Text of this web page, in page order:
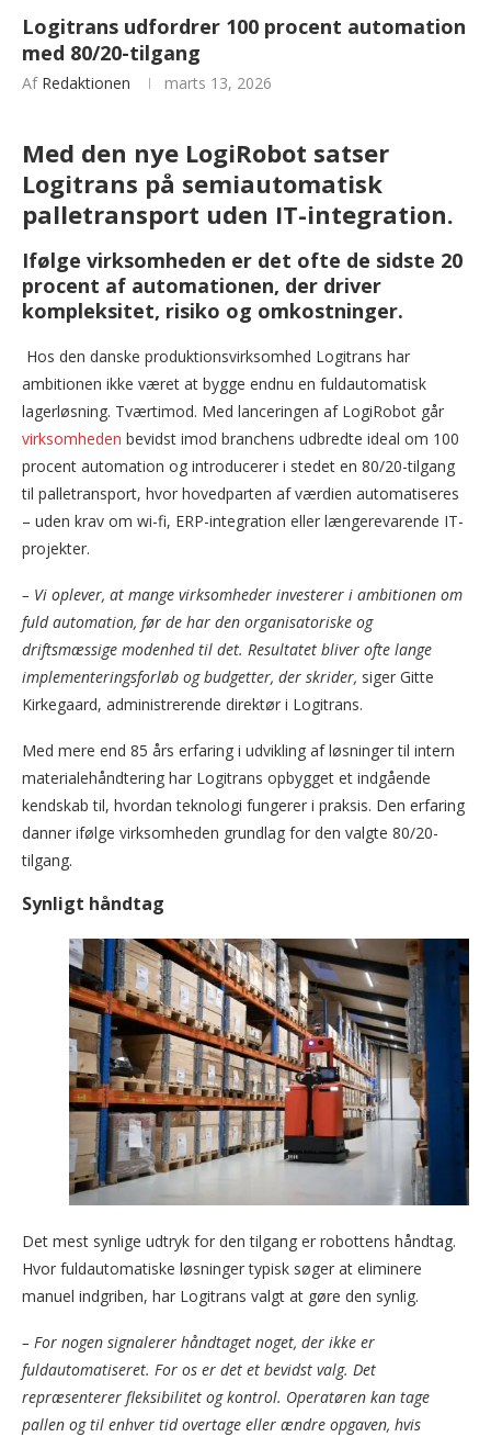
Logitrans udfordrer 100 procent automation
med 80/20-tilgang
Af Redaktionen marts 13, 2026
Med den nye LogiRobot satser
Logitrans på semiautomatisk
palletransport uden IT-integration.
Ifølge virksomheden er det ofte de sidste 20
procent af automationen, der driver
kompleksitet, risiko og omkostninger.
Hos den danske produktionsvirksomhed Logitrans har
ambitionen ikke været at bygge endnu en fuldautomatisk
lagerløsning. Tværtimod. Med lanceringen af LogiRobot går
virksomheden bevidst imod branchens udbredte ideal om 100
procent automation og introducerer i stedet en 80/20-tilgang
til palletransport, hvor hovedparten af værdien automatiseres
– uden krav om wi-fi, ERP-integration eller længerevarende IT-
projekter.
– Vi oplever, at mange virksomheder investerer i ambitionen om
fuld automation, før de har den organisatoriske og
driftsmæssige modenhed til det. Resultatet bliver ofte lange
implementeringsforløb og budgetter, der skrider, siger Gitte
Kirkegaard, administrerende direktør i Logitrans.
Med mere end 85 års erfaring i udvikling af løsninger til intern
materialehåndtering har Logitrans opbygget et indgående
kendskab til, hvordan teknologi fungerer i praksis. Den erfaring
danner ifølge virksomheden grundlag for den valgte 80/20-
tilgang.
Synligt håndtag
Det mest synlige udtryk for den tilgang er robottens håndtag.
Hvor fuldautomatiske løsninger typisk søger at eliminere
manuel indgriben, har Logitrans valgt at gøre den synlig.
– For nogen signalerer håndtaget noget, der ikke er
fuldautomatiseret. For os er det et bevidst valg. Det
repræsenterer fleksibilitet og kontrol. Operatøren kan tage
pallen og til enhver tid overtage eller ændre opgaven, hvis